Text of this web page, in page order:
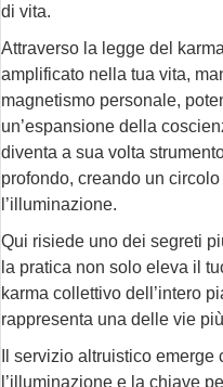
di vita.
Attraverso la legge del
amplificato nella tua vita,
magnetismo personale,
un’espansione della
diventa a sua volta
profondo, creando un
l’illuminazione.
Qui risiede uno dei segreti
la pratica non solo eleva il
karma collettivo dell’intero
rappresenta una delle vie
Il servizio altruistico
l’illuminazione e la chiave